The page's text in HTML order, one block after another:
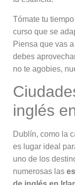
Tómate tu
curso que se
Piensa que vas
debes
no te agobies,
inglés
Dublín, como la
es lugar ideal
uno de los
numerosas las